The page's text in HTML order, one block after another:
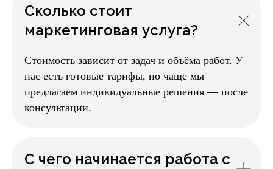
Сколько стоит
маркетинговая услуга?
Стоимость зависит от задач и объёма работ. У
нас есть готовые тарифы, но чаще мы
предлагаем индивидуальные решения — после
консультации.
С чего начинается работа с